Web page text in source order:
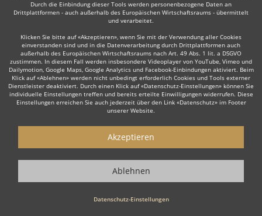
Auch interessant:
Rock Top 40 Alternative Band Tanz- & Showband
Starten Sie mit dem Button 'Kostenlos anfragen' eine Anfrage an die für
Sie interessanten Bands - also z. B. bestimmte Partybands &
Coverbands. Diesen Button finden Sie auf den jeweiligen Künstler-
Durch die Einbindung dieser Tools werden personenbezogene Daten an
Drittplattformen - auch außerhalb des Europäischen Wirtschaftsraums - übermittelt
und verarbeitet.
Klicken Sie bitte auf «Akzeptieren», wenn Sie mit der Verwendung aller Cookies
einverstanden sind und in die Datenverarbeitung durch Drittplattformen auch
außerhalb des Europäischen Wirtschaftsraums nach Art. 49 Abs. 1 lit. a DSGVO
zustimmen. In diesem Fall werden insbesondere Videoplayer von YouTube, Vimeo und
Dailymotion, Google Maps, Google Analytics und Facebook-Einbindungen aktiviert. Beim
Klick auf «Ablehnen» werden nicht unbedingt erforderlich Cookies und Tools externer
Dienstleister deaktiviert. Durch einen Klick auf «Datenschutz-Einstellungen» können Sie
individuelle Einstellungen treffen und bereits erteilte Einwilligungen widerrufen. Diese
Einstellungen erreichen Sie auch jederzeit über den Link «Datenschutz» im Footer
unserer Website.
Datenschutz-Einstellungen
Akzeptieren
Ablehnen